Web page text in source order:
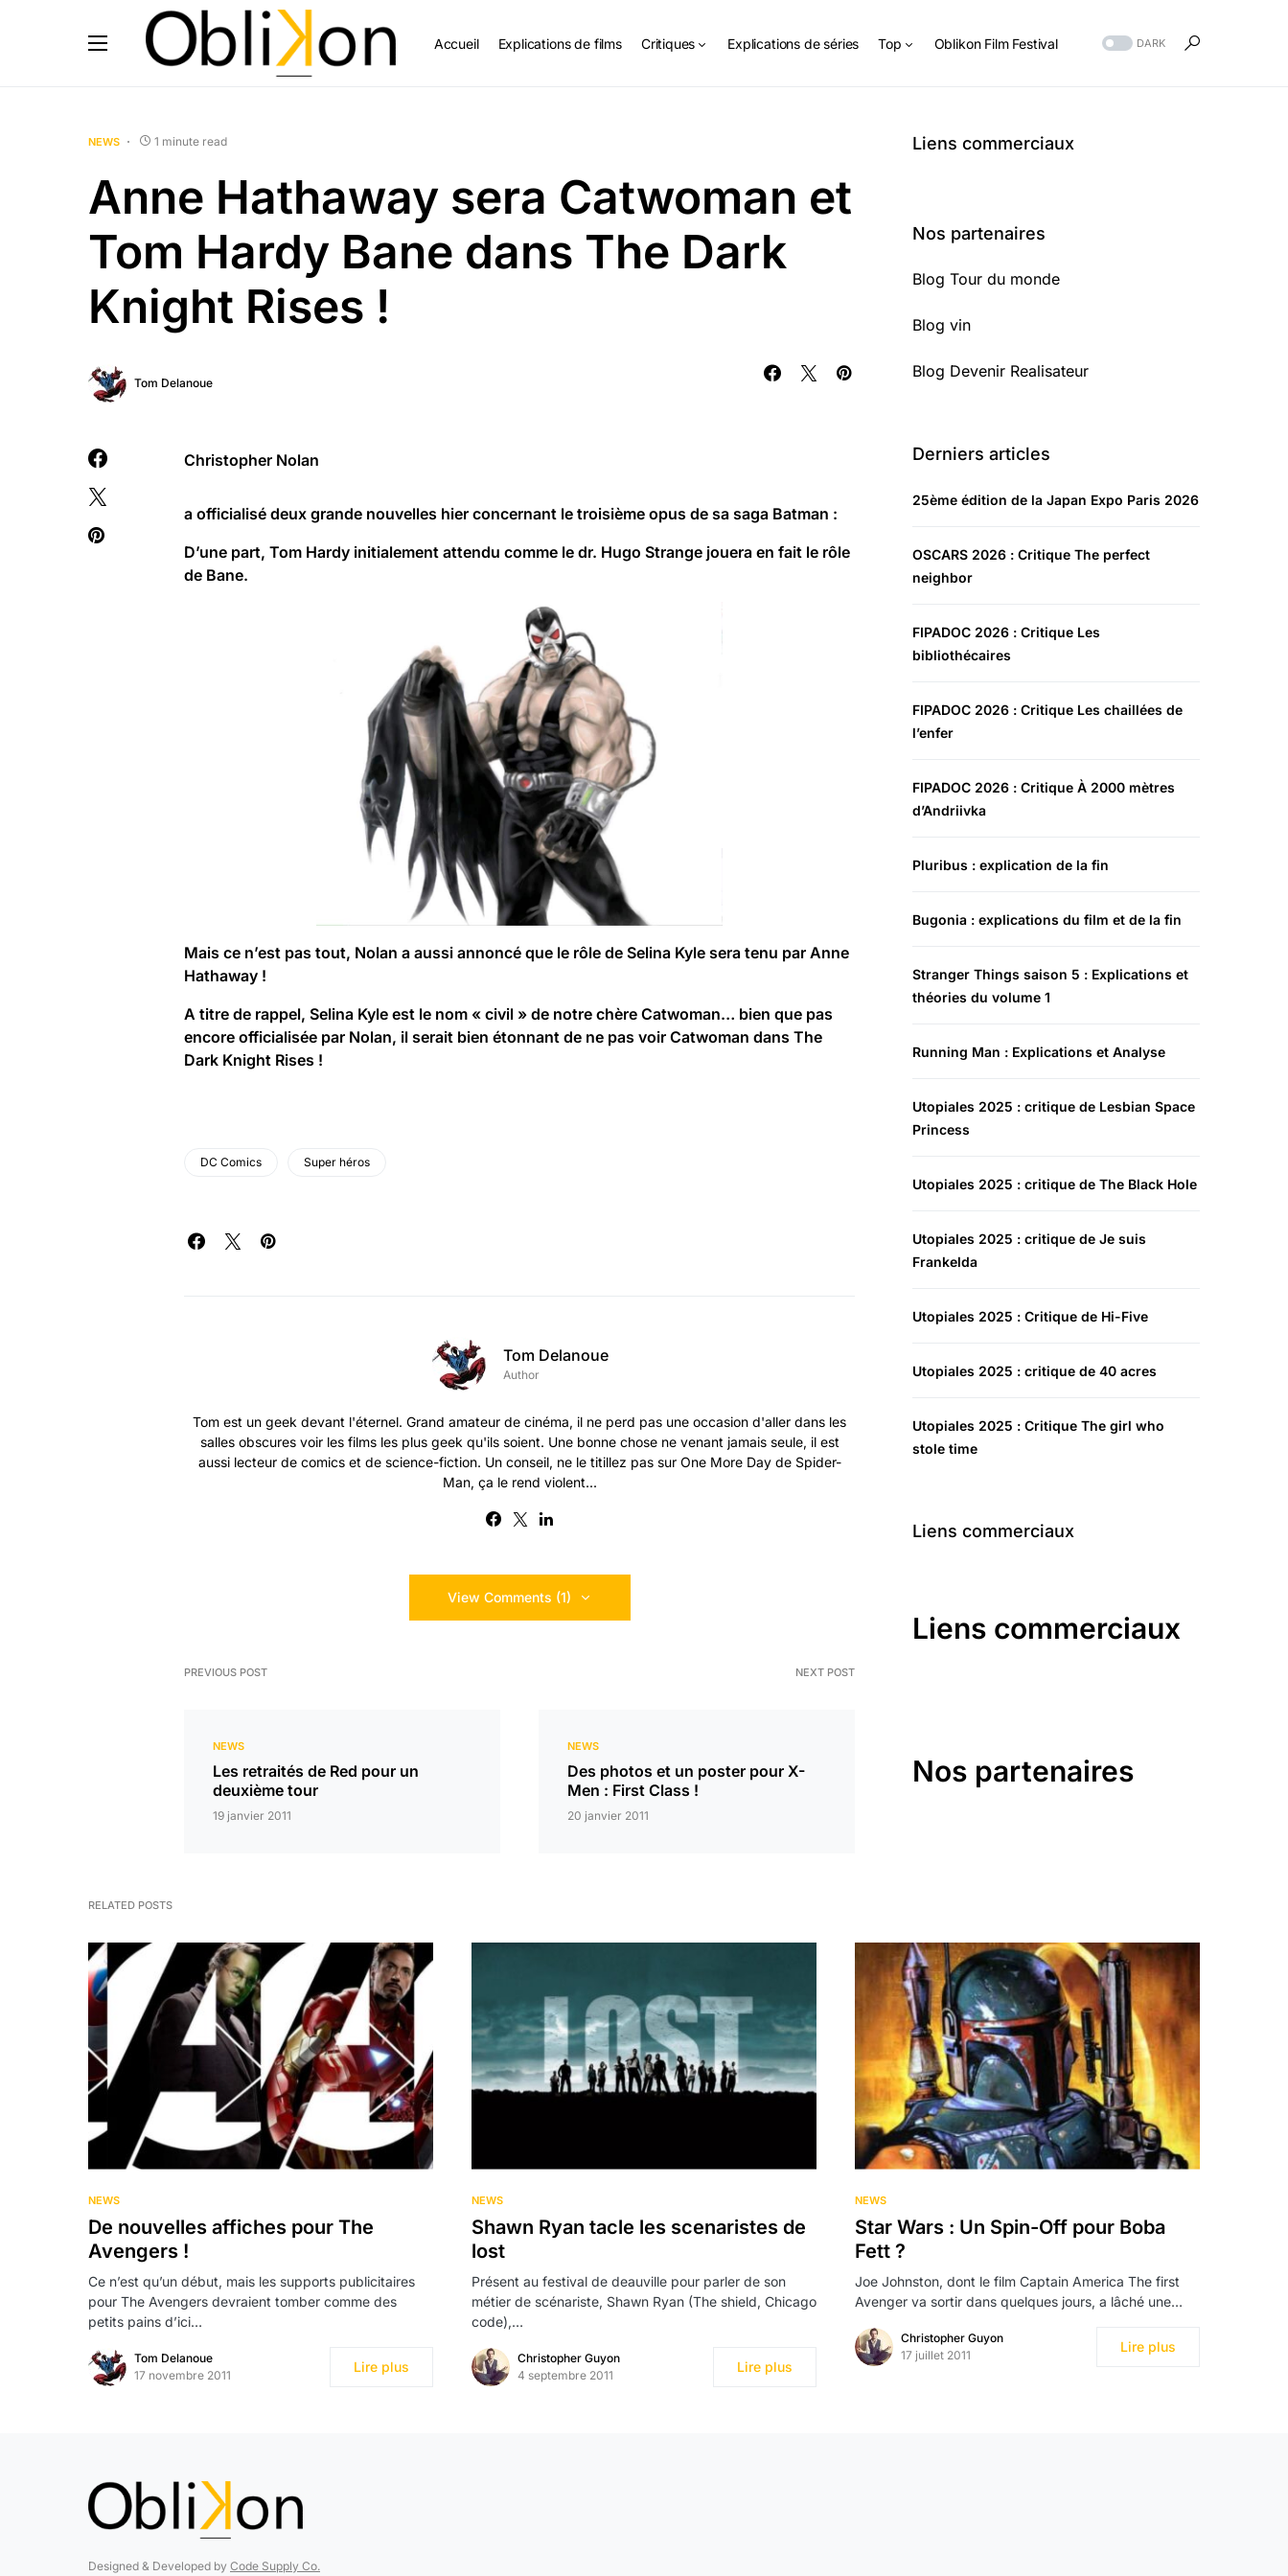
Accueil Explications de films Critiques Explications de séries Top Oblikon Film Festival DARK
NEWS 1 minute read
Anne Hathaway sera Catwoman et
Tom Hardy Bane dans The Dark
Knight Rises !
Tom Delanoue
Christopher Nolan
a officialisé deux grande nouvelles hier concernant le troisième opus de sa saga Batman :
D’une part, Tom Hardy initialement attendu comme le dr. Hugo Strange jouera en fait le rôle
de Bane.
Mais ce n’est pas tout, Nolan a aussi annoncé que le rôle de Selina Kyle sera tenu par Anne
Hathaway !
A titre de rappel, Selina Kyle est le nom « civil » de notre chère Catwoman… bien que pas
encore officialisée par Nolan, il serait bien étonnant de ne pas voir Catwoman dans The
Dark Knight Rises !
DC Comics Super héros
Tom Delanoue
Author
Tom est un geek devant l'éternel. Grand amateur de cinéma, il ne perd pas une occasion d'aller dans les
salles obscures voir les films les plus geek qu'ils soient. Une bonne chose ne venant jamais seule, il est
aussi lecteur de comics et de science-fiction. Un conseil, ne le titillez pas sur One More Day de Spider-
Man, ça le rend violent...
View Comments (1)
PREVIOUS POST
NEWS
Les retraités de Red pour un
deuxième tour
19 janvier 2011
NEXT POST
NEWS
Des photos et un poster pour X-
Men : First Class !
20 janvier 2011
Liens commerciaux
Nos partenaires
Blog Tour du monde
Blog vin
Blog Devenir Realisateur
Derniers articles
25ème édition de la Japan Expo Paris 2026
OSCARS 2026 : Critique The perfect
neighbor
FIPADOC 2026 : Critique Les
bibliothécaires
FIPADOC 2026 : Critique Les chaillées de
l’enfer
FIPADOC 2026 : Critique À 2000 mètres
d’Andriivka
Pluribus : explication de la fin
Bugonia : explications du film et de la fin
Stranger Things saison 5 : Explications et
théories du volume 1
Running Man : Explications et Analyse
Utopiales 2025 : critique de Lesbian Space
Princess
Utopiales 2025 : critique de The Black Hole
Utopiales 2025 : critique de Je suis
Frankelda
Utopiales 2025 : Critique de Hi-Five
Utopiales 2025 : critique de 40 acres
Utopiales 2025 : Critique The girl who
stole time
Liens commerciaux
Liens commerciaux
Nos partenaires
RELATED POSTS
NEWS
De nouvelles affiches pour The
Avengers !
Ce n’est qu’un début, mais les supports publicitaires
pour The Avengers devraient tomber comme des
petits pains d’ici…
Tom Delanoue
17 novembre 2011
Lire plus
NEWS
Shawn Ryan tacle les scenaristes de
lost
Présent au festival de deauville pour parler de son
métier de scénariste, Shawn Ryan (The shield, Chicago
code),…
Christopher Guyon
4 septembre 2011
Lire plus
NEWS
Star Wars : Un Spin-Off pour Boba
Fett ?
Joe Johnston, dont le film Captain America The first
Avenger va sortir dans quelques jours, a lâché une…
Christopher Guyon
17 juillet 2011
Lire plus
Designed & Developed by Code Supply Co.